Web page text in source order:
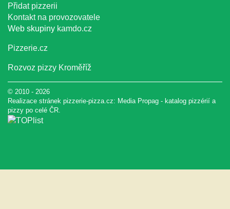
Přidat pizzerii
Kontakt na provozovatele
Web skupiny kamdo.cz
Pizzerie.cz
Rozvoz pizzy Kroměříž
© 2010 - 2026
Realizace stránek pizzerie-pizza.cz: Media Propag - katalog pizzérií a
pizzy po celé ČR.